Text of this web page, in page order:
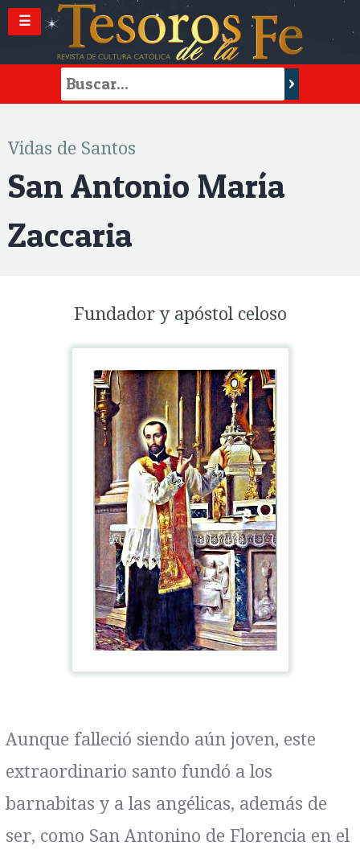
☰
Vidas de Santos
San Antonio María
Zaccaria
Fundador y apóstol celoso
Aunque falleció siendo aún joven, este
extraordinario santo fundó a los
barnabitas y a las angélicas, además de
ser, como San Antonino de Florencia en el